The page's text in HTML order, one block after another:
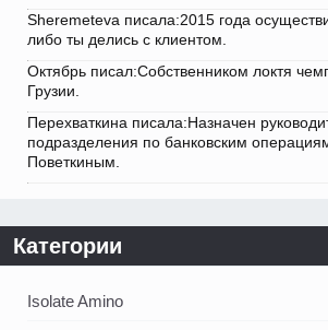
Sheremeteva писала:2015 года
либо ты делись с клиентом.
Октябрь писал:Собственником локтя
Грузии.
Перехваткина писала:Назначен
подразделения по банковским
Поветкиным.
Категории
Isolate Amino